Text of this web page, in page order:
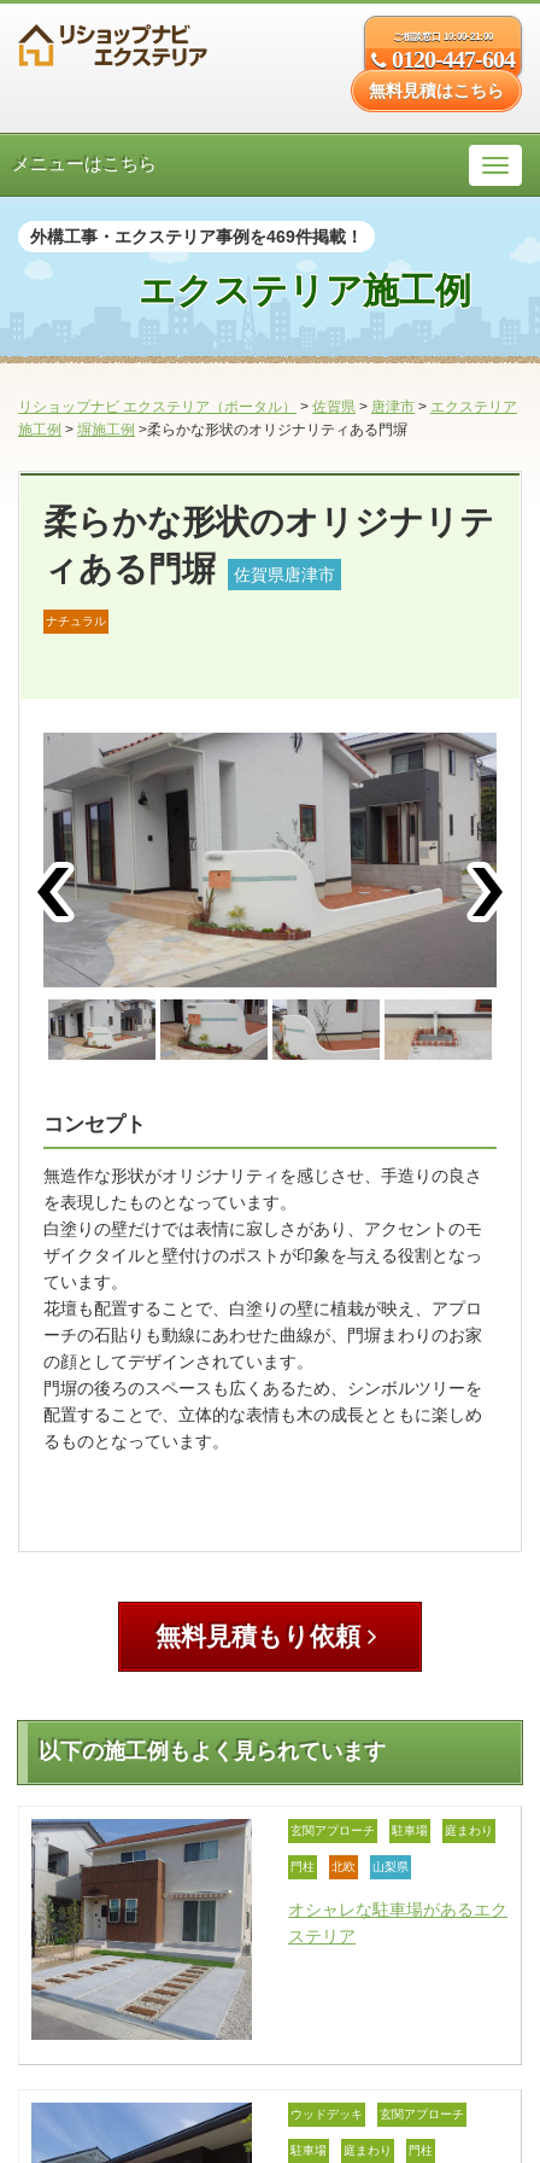
ご相談窓口 10:00-21:00
0120-447-604
無料見積はこちら
メニューはこちら
外構工事・エクステリア事例を469件掲載！
エクステリア施工例
リショップナビ エクステリア（ポータル） > 佐賀県 > 唐津市 > エクステリア
施工例 > 塀施工例 >柔らかな形状のオリジナリティある門塀
柔らかな形状のオリジナリテ
ィある門塀
佐賀県唐津市
ナチュラル
コンセプト
無造作な形状がオリジナリティを感じさせ、手造りの良さ
を表現したものとなっています。
白塗りの壁だけでは表情に寂しさがあり、アクセントのモ
ザイクタイルと壁付けのポストが印象を与える役割となっ
ています。
花壇も配置することで、白塗りの壁に植栽が映え、アプロ
ーチの石貼りも動線にあわせた曲線が、門塀まわりのお家
の顔としてデザインされています。
門塀の後ろのスペースも広くあるため、シンボルツリーを
配置することで、立体的な表情も木の成長とともに楽しめ
るものとなっています。
無料見積もり依頼
以下の施工例もよく見られています
玄関アプローチ 駐車場 庭まわり
門柱 北欧 山梨県
オシャレな駐車場があるエク
ステリア
ウッドデッキ 玄関アプローチ
駐車場 庭まわり 門柱